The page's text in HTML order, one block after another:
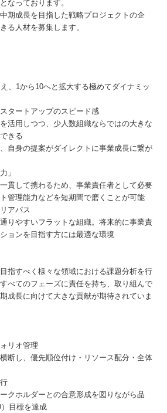
なっております。
期成長を目指した戦略プロジェクトの企
る人材を募集します。
、1から10へと拡大する極めてダイナミッ
タートアップのスピード感
活用しつつ、少人数組織ならではの大きな
きる
自身の提案がダイレクトに事業成長に繋が
」
貫して携わるため、事業責任者として必要
管理能力などを短期間で磨くことが可能
アパス
りやすいフラットな組織。将来的に事業責
ョンを目指す方には最適な環境
指すべく様々な領域における課題分析を行
べてのフェーズに責任を持ち、取り組んで
成長に向けて大きな貢献が期待されていま
リオ管理
断し、優先順位付け・リソース配分・全体
クホルダーとの合意形成を図りながら品
目標を達成